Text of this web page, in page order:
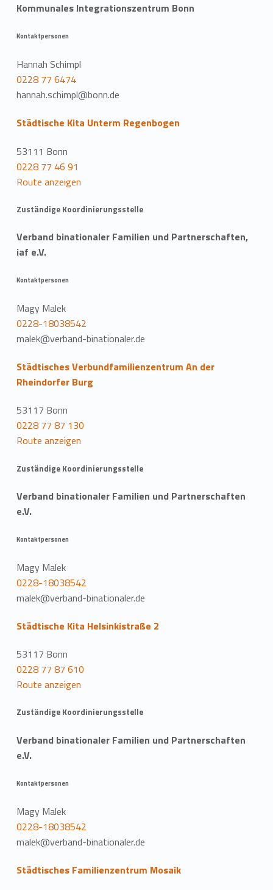
Kommunales Integrationszentrum Bonn
Kontaktpersonen
Hannah Schimpl
0228 77 6474
hannah.schimpl@bonn.de
Städtische Kita Unterm Regenbogen
53111 Bonn
0228 77 46 91
Route anzeigen
Zuständige Koordinierungsstelle
Verband binationaler Familien und Partnerschaften,
iaf e.V.
Kontaktpersonen
Magy Malek
0228-18038542
malek@verband-binationaler.de
Städtisches Verbundfamilienzentrum An der
Rheindorfer Burg
53117 Bonn
0228 77 87 130
Route anzeigen
Zuständige Koordinierungsstelle
Verband binationaler Familien und Partnerschaften
e.V.
Kontaktpersonen
Magy Malek
0228-18038542
malek@verband-binationaler.de
Städtische Kita Helsinkistraße 2
53117 Bonn
0228 77 87 610
Route anzeigen
Zuständige Koordinierungsstelle
Verband binationaler Familien und Partnerschaften
e.V.
Kontaktpersonen
Magy Malek
0228-18038542
malek@verband-binationaler.de
Städtisches Familienzentrum Mosaik